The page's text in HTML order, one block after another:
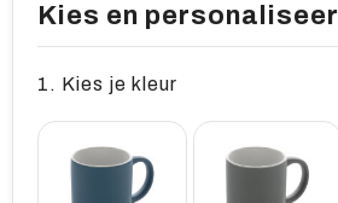
Kies en personaliseer
1. Kies je kleur